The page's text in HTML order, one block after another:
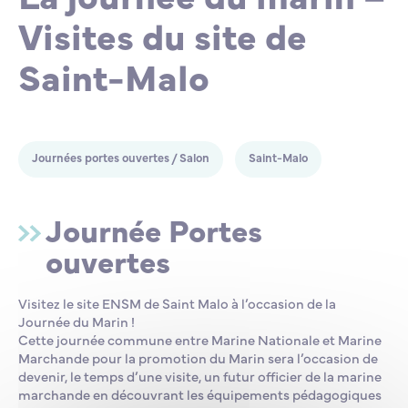
Lycée Professionnel Maritime de Bastia
Nos engagements
L’ENSM recrute
Contacts de la Recherche à l’ENSM
Évènements internationaux
Nos partenaires
La scolarité et la vie étudiante
Bourses d’études
Faire un don
Visites du site de
Saint-Malo
Journées portes ouvertes / Salon Saint-Malo
Journée Portes
ouvertes
Visitez le site ENSM de Saint Malo à l’occasion de la
Journée du Marin !
Cette journée commune entre Marine Nationale et Marine
Marchande pour la promotion du Marin sera l’occasion de
devenir, le temps d’une visite, un futur officier de la marine
marchande en découvrant les équipements pédagogiques